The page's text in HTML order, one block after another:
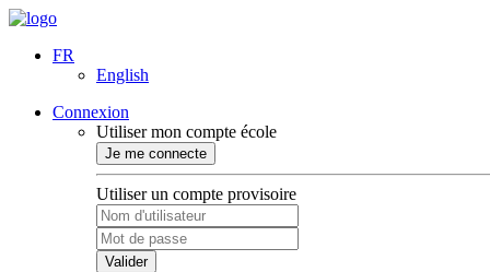
FR
English
Connexion
Utiliser mon compte école
Je me connecte
Utiliser un compte provisoire
Valider